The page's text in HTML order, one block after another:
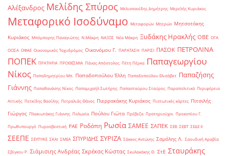
Αλέξανδρος Μελίδης Σπύρος Μελισσανίδης Δημήτρης Μερελής Κυριάκος
Μεταφορικό Ισοδύναμο Μεταφορών Μητρώο Μητσοτάκης
Κυριάκος Μπόμπορης Παναγιώτης Ν.Μάκρη ΝΑΞΟΣ Νέα Μάκρη Ξυδάκης Ηρακλής ΟΒΕ ΟΓΑ
ΟΟΣΑ ΟΦΑΕ Οικονομικός Ταχυδρόμος Οικονόμου Γ. ΠΑΡΑΤΑΣΗ ΠΑΡΙΣΙ ΠΑΣΟΚ ΠΕΤΡΟΛΙΝΑ
ΠΟΠΕΚ ΠΡΑΤΗΡΙΑ ΠΡΟΘΕΣΜΙΑ Πάνας Απόστολος Πέτη Πέρκα Παπαγεωργίου
Νίκος Παπαδημητρίου Μπ. Παπαδοπούλου Έλλη Παπαδοπούλου Ελισάβετ Παπαζήσης
Γιάννης Παπαθανάσης Νίκος Παπαμιχαήλ Σωτήρης Παπασταύρου Σταύρος Παραπολιτικά Περιφέρεια
Αττικής Πετκίδης Βασίλης Πετραλιάς Θάνος Πιερρακάκης Κυριάκος Πιστωτικές κάρτες Πιτσιλής
Γιώργος Πλακιωτάκης Γιάννης Πολωνία Πούλου Γιώτα Πρέβεζα Πρατηριούχοι Προκοπίου Γ.
Πρωθυπουργό Πυροσβεστική ΡΑΕ Ροδόπη Ρωσία ΣΑΜΕΕ ΣΑΠΕΚ ΣΕΒ ΣΕΒΤ ΣΕΔΕ ΙΙ
ΣΕΕΠΕ ΣΕΥΠΥΚΕ ΣΚΑΙ ΣΜΕΑ ΣΠΥΡΙΔΗΣ ΣΥΡΙΖΑ Σάκκος Αντώνης Σαμόλης Λ. Σαουδική Αραβία
Σβίγκου Ρ. Σιάμισιης Ανδρέας Σκρέκας Κώστας Σκυλακάκης Θ. ΣτΕ Σταυράκης